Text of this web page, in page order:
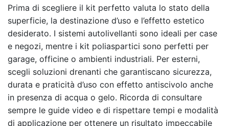
Prima di scegliere il kit perfetto valuta lo stato della
superficie, la destinazione d’uso e l’effetto estetico
desiderato. I sistemi autolivellanti sono ideali per case
e negozi, mentre i kit poliaspartici sono perfetti per
garage, officine o ambienti industriali. Per esterni,
scegli soluzioni drenanti che garantiscano sicurezza,
durata e praticità d’uso con effetto antiscivolo anche
in presenza di acqua o gelo. Ricorda di consultare
sempre le guide video e di rispettare tempi e modalità
di applicazione per ottenere un risultato impeccabile